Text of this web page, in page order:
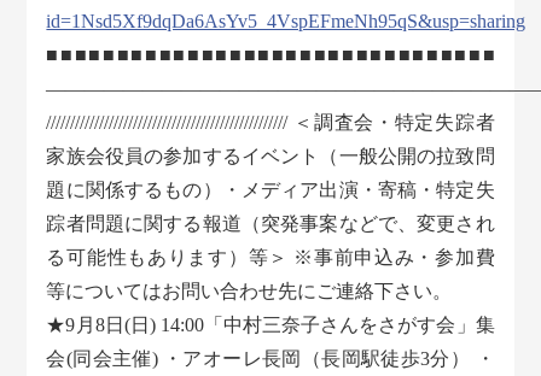
id=1Nsd5Xf9dqDa6AsYv5_4VspEFmeNh95qS&usp=sharing
■■■■■■■■■■■■■■■■■■■■■■■■■■■■■■■■
////////////////////////////////////////////////// ＜調査会・特定失踪者
家族会役員の参加するイベント（一般公開の拉致問
題に関係するもの）・メディア出演・寄稿・特定失
踪者問題に関する報道（突発事案などで、変更され
る可能性もあります）等＞ ※事前申込み・参加費
等についてはお問い合わせ先にご連絡下さい。
★9月8日(日) 14:00「中村三奈子さんをさがす会」集
会(同会主催) ・アオーレ長岡（長岡駅徒歩3分） ・